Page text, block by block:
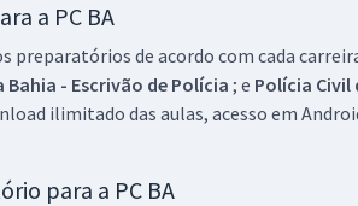
a PC BA
preparatórios de acordo com cada
- Escrivão de Polícia; e Polícia Civil
ilimitado das aulas, acesso em
para a PC BA